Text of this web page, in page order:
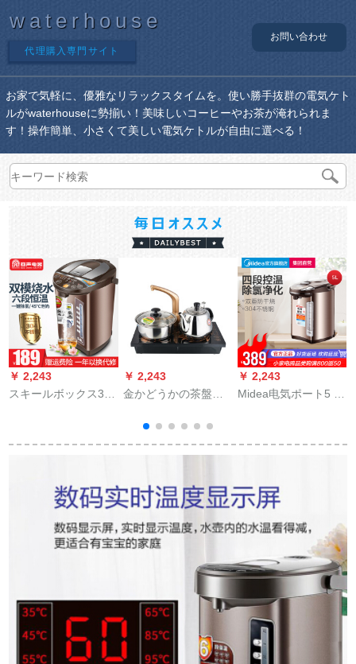
waterhouse
代理購入専門サイト
お問い合わせ
お家で気軽に、優雅なリラックスタイムを。使い勝手抜群の電気ケト
ルがwaterhouseに勢揃い！美味しいコーヒーやお茶が淹れられま
す！操作簡単、小さくて美しい電気ケトルが自由に選べる！
￥ 2,243
スキールボックス304
ー恒温电気ケトル5 l
￥ 2,243
金かどうかの茶盤汎
磁炉セント電気ポラ
イト
￥ 2,243
Midea电気ポート5 L